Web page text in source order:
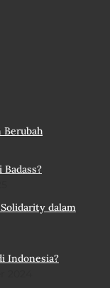
Berubah
dalam
Indonesia?